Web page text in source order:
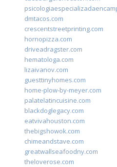
dmtacos.com
crescentstreetprinting.com
hornopizza.com
driveadragster.com
hematologa.com
lizaivanov.com
guesttinyhomes.com
home-plow-by-meyer.com
palatelatincuisine.com
blackdoglegacy.com
eatvivahouston.com
thebigshowok.com
chimeandstave.com
greatwallseafoodny.com
theloverose.com